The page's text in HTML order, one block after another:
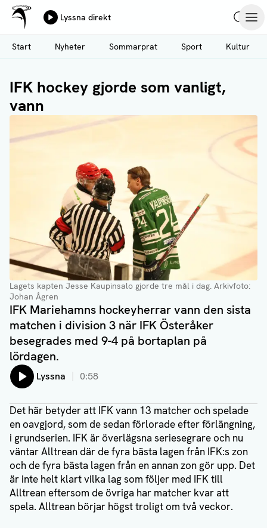
Hoppa
till
huvudinnehåll
Ålands Radio & TV
Lyssna direkt
Start
Nyheter Sommarprat Sport Kultur
IFK hockey gjorde som vanligt,
vann
Lagets kapten Jesse Kaupinsalo gjorde tre mål i dag. Arkivfoto:
Johan Ågren
IFK Mariehamns hockeyherrar vann den sista
matchen i division 3 när IFK Österåker
besegrades med 9-4 på bortaplan på
lördagen.
Lyssna 0:58
Det här betyder att IFK vann 13 matcher och spelade
en oavgjord, som de sedan förlorade efter förlängning,
i grundserien. IFK är överlägsna seriesegrare och nu
väntar Alltrean där de fyra bästa lagen från IFK:s zon
och de fyra bästa lagen från en annan zon gör upp. Det
är inte helt klart vilka lag som följer med IFK till
Alltrean eftersom de övriga har matcher kvar att
spela. Alltrean börjar högst troligt om två veckor.